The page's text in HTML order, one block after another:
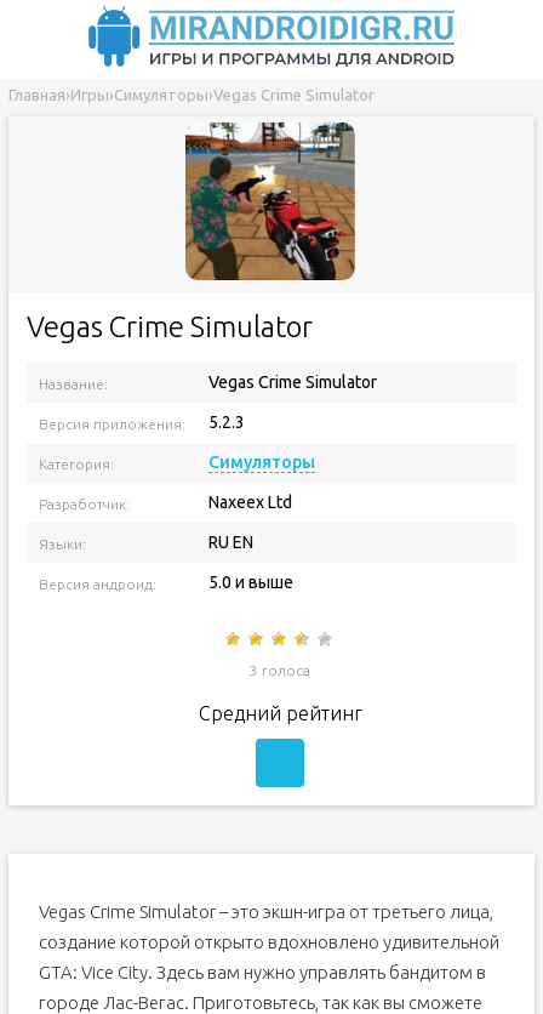
Главная›Игры›Симуляторы›Vegas Crime Simulator
Vegas Crime Simulator
Название: Vegas Crime Simulator
Версия приложения: 5.2.3
Категория: Симуляторы
Разработчик: Naxeex Ltd
Языки: RU EN
Версия андроид: 5.0 и выше
3 голоса
Средний рейтинг
Vegas Crime Simulator – это экшн-игра от третьего лица,
создание которой открыто вдохновлено удивительной
GTA: Vice City. Здесь вам нужно управлять бандитом в
городе Лас-Вегас. Приготовьтесь, так как вы сможете